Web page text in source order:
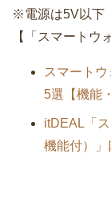
※電源は5V以下
【「スマートウ
スマート
5選【機能
itDEAL「
機能付）